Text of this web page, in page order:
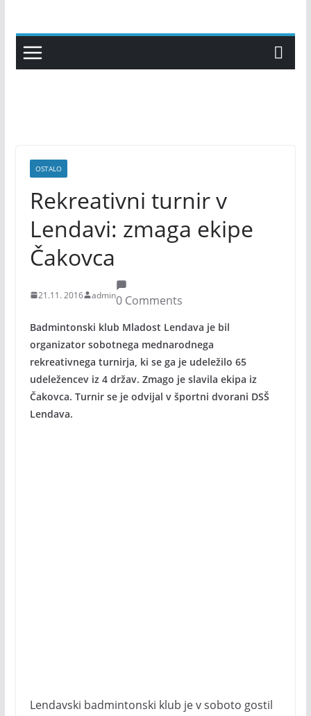
content
OSTALO
Rekreativni turnir v
Lendavi: zmaga ekipe
Čakovca
21.11. 2016 admin0 Comments
Badmintonski klub Mladost Lendava je bil
organizator sobotnega mednarodnega
rekreativnega turnirja, ki se ga je udeležilo 65
udeležencev iz 4 držav. Zmago je slavila ekipa iz
Čakovca. Turnir se je odvijal v športni dvorani DSŠ
Lendava.
Lendavski badmintonski klub je v soboto gostil